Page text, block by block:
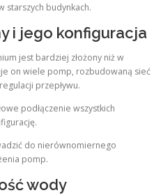
starszych budynkach.
i jego konfiguracja
jest bardziej złożony niż w
on wiele pomp, rozbudowaną sieć
przepływu.
podłączenie wszystkich
do nierównomiernego
pomp.
wody